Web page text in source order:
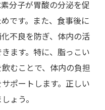
分子が胃酸の分泌を促
です。また、食事後に
不良を防ぎ、体内の活
ます。特に、脂っこい
むことで、体内の負担
ポートします。正しい
ょう。